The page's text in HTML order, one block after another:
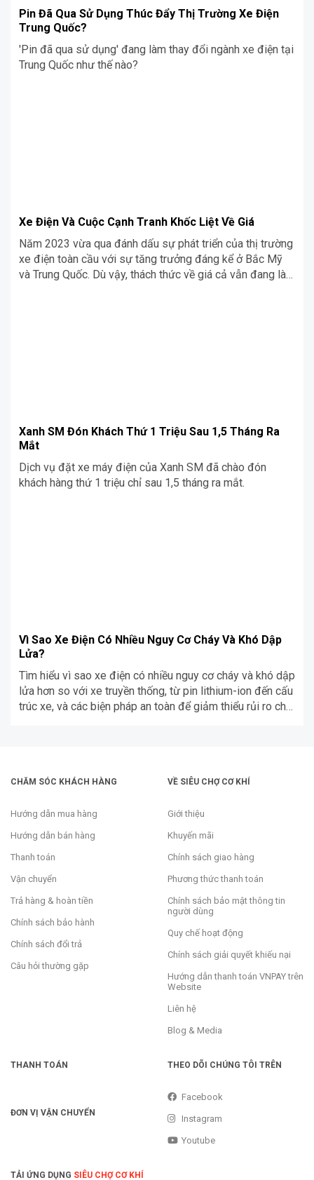
Pin Đã Qua Sử Dụng Thúc Đẩy Thị Trường Xe Điện
Trung Quốc?
'Pin đã qua sử dụng' đang làm thay đổi ngành xe điện tại
Trung Quốc như thế nào?
Xe Điện Và Cuộc Cạnh Tranh Khốc Liệt Về Giá
Năm 2023 vừa qua đánh dấu sự phát triển của thị trường
xe điện toàn cầu với sự tăng trưởng đáng kể ở Bắc Mỹ
và Trung Quốc. Dù vậy, thách thức về giá cả vẫn đang làm
Xanh SM Đón Khách Thứ 1 Triệu Sau 1,5 Tháng Ra
Mắt
Dịch vụ đặt xe máy điện của Xanh SM đã chào đón
khách hàng thứ 1 triệu chỉ sau 1,5 tháng ra mắt.
Vì Sao Xe Điện Có Nhiều Nguy Cơ Cháy Và Khó Dập
Lửa?
Tìm hiểu vì sao xe điện có nhiều nguy cơ cháy và khó dập
lửa hơn so với xe truyền thống, từ pin lithium-ion đến cấu
trúc xe, và các biện pháp an toàn để giảm thiểu rủi ro cho
CHĂM SÓC KHÁCH HÀNG
Hướng dẫn mua hàng
Hướng dẫn bán hàng
Thanh toán
Vận chuyển
Trả hàng & hoàn tiền
Chính sách bảo hành
Chính sách đổi trả
Câu hỏi thường gặp
VỀ SIÊU CHỢ CƠ KHÍ
Giới thiệu
Khuyến mãi
Chính sách giao hàng
Phương thức thanh toán
Chính sách bảo mật thông tin
người dùng
Quy chế hoạt động
Chính sách giải quyết khiếu nại
Hướng dẫn thanh toán VNPAY trên
Website
Liên hệ
Blog & Media
THANH TOÁN
ĐƠN VỊ VẬN CHUYỂN
THEO DÕI CHÚNG TÔI TRÊN
Facebook
Instagram
Youtube
TẢI ỨNG DỤNG SIÊU CHỢ CƠ KHÍ